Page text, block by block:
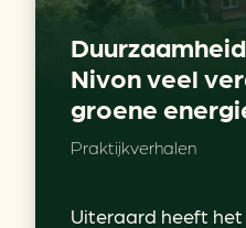
Nivon veel
groene
Praktijkverhalen
Uiteraard heeft